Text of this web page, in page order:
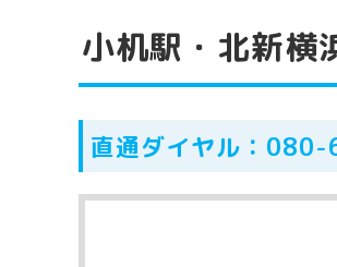
⼩机駅・北新横
直通ダイヤル：